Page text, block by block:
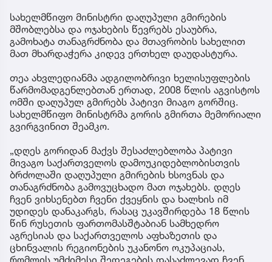
სახელმწიფო მინისტრი დაღუპული გმირების
მშობლებსა და ოჯახების წევრებს ესაუბრა,
გამოხატა თანაგრძნობა და მთავრობის სახელით
მათ მხარდაჭერა კიდევ ერთხელ დაუდასტურა.
თეა ახვლედიანმა ადგილობრივი ხელისუფლების
წარმომადგენლებთან ერთად, 2008 წლის აგვისტოს
ომში დაღუპულ გმირებს პატივი მიაგო გორშიც.
სახელმწიფო მინისტრმა გორის გმირთა მემორიალი
გვირგვინით შეამკო.
„დღეს გორიდან მაქვს შესაძლებლობა პატივი
მივაგო საქართველოს დამოუკიდებლობისთვის
ბრძოლაში დაღუპული გმირების ხსოვნას და
თანაგრძნობა გამოვუცხადო მათ ოჯახებს. დღეს
ჩვენ ვიხსენებთ ჩვენი ქვეყნის და ხალხის იმ
უდიდეს დანაკარგს, რასაც უკავშირდება 18 წლის
წინ რუსეთის ფართომასშტაბიან სამხედრო
აგრესიას და საქართველოს აფხაზეთის და
ცხინვალის რეგიონების უკანონო ოკუპაციას,